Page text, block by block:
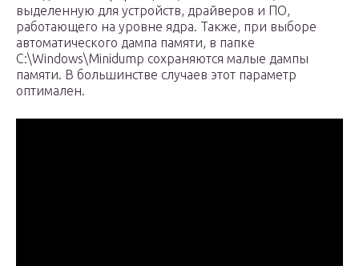
выделенную для устройств, драйверов и ПО,
работающего на уровне ядра. Также, при выборе
автоматического дампа памяти, в папке
C:\Windows\Minidump сохраняются малые дампы
памяти. В большинстве случаев этот параметр
оптимален.